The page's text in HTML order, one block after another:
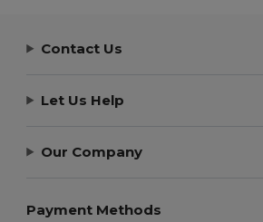
Contact Us
Let Us Help
Our Company
Payment Methods